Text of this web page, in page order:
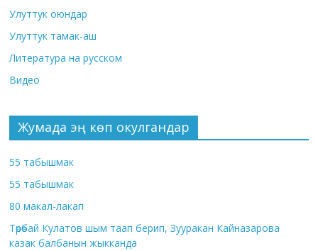
Улуттук оюндар
Улуттук тамак-аш
Литература на русском
Видео
Жумада эң көп окулгандар
55 табышмак
55 табышмак
80 макал-лакап
Төрөбай Кулатов шым таап берип, Зууракан Кайназарова
казак балбанын жыкканда